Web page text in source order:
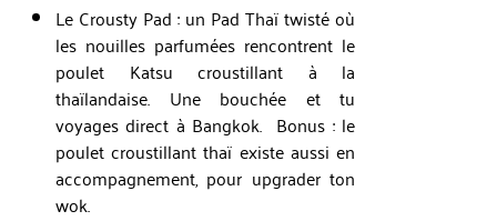
Le Crousty Pad : un Pad Thaï twisté où
les nouilles parfumées rencontrent le
poulet Katsu croustillant à la
thaïlandaise. Une bouchée et tu
voyages direct à Bangkok. Bonus : le
poulet croustillant thaï existe aussi en
accompagnement, pour upgrader ton
wok.